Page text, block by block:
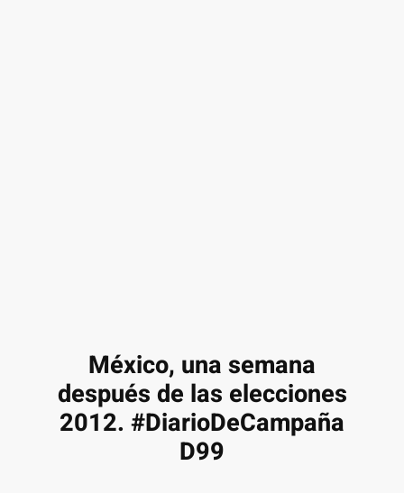
México, una semana
después de las elecciones
2012. #DiarioDeCampaña
D99